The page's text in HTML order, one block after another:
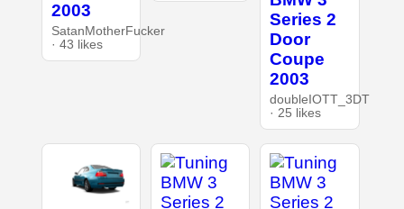
2003
SatanMotherFucker
· 43 likes
Series 2
Door
Coupe
2003
doubleIOTT_3DT
· 25 likes